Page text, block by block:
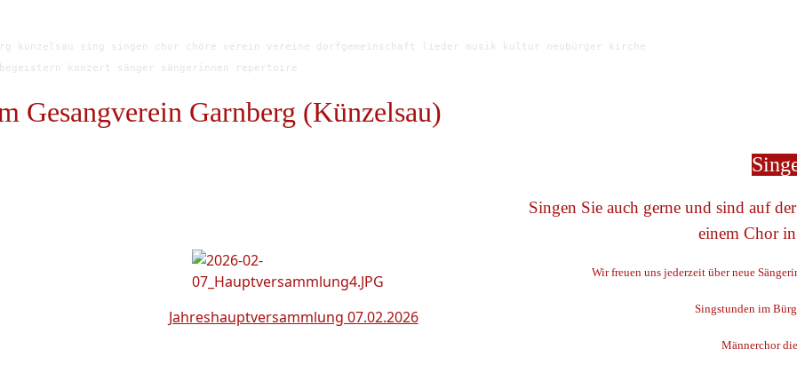
künzelsau sing singen chor chöre verein vereine dorfgemeinschaft lieder musik kultur neubürger kirche
konzert sänger sängerinnen repertoire
Gesangverein Garnberg (Künzelsau)
Jahreshauptversammlung 07.02.2026
Singen Sie auch gerne und sind auf
einem Chor
Wir freuen uns jederzeit über neue
Singstunden im
Männerchor